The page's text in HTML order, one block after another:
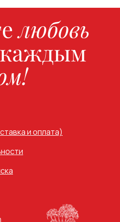
и оплата)